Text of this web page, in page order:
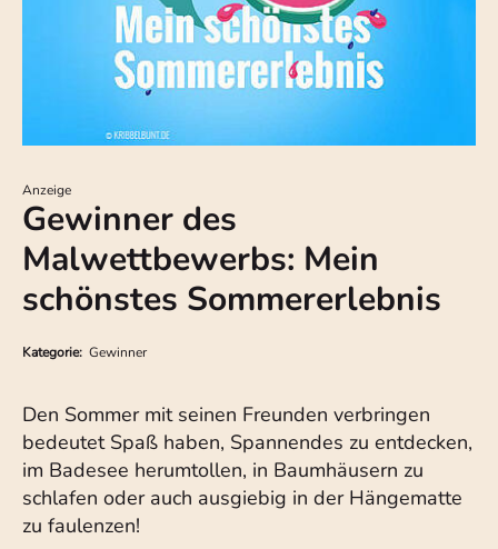
Anzeige
Gewinner des
Malwettbewerbs: Mein
schönstes Sommererlebnis
Kategorie: Gewinner
Den Sommer mit seinen Freunden verbringen
bedeutet Spaß haben, Spannendes zu entdecken,
im Badesee herumtollen, in Baumhäusern zu
schlafen oder auch ausgiebig in der Hängematte
zu faulenzen!